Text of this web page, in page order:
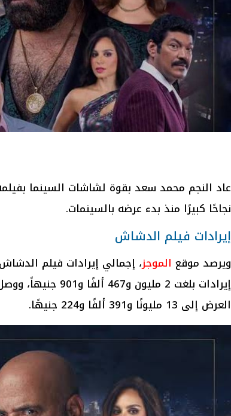
عاد النجم محمد سعد بقوة لشاشات السينما
نجاحًا كبيرًا منذ بدء عرضه بالسينمات.
إيرادات فيلم الدشاش
ويرصد موقع الموجز، إجمالي إيرادات فيلم
العرض إلى 13 مليونًا و391 ألفًا و224 جنيهًا.